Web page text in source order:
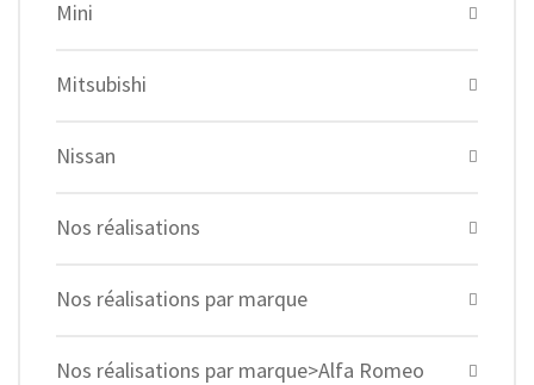
Mini
Mitsubishi
Nissan
Nos réalisations
Nos réalisations par marque
Nos réalisations par marque>Alfa Romeo